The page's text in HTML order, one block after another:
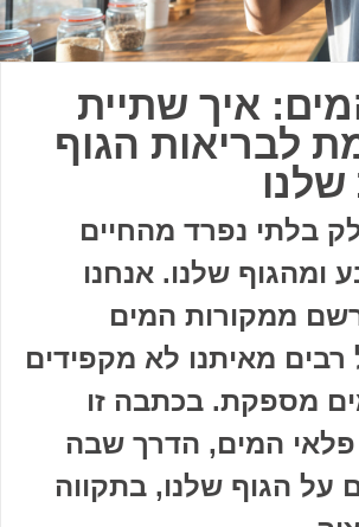
איך שתיית
לבריאות הגוף
שלנו
בלתי נפרד מהחיים
ומהגוף שלנו. אנחנו
ממקורות המים
רבים מאיתנו לא מקפידים
מספקת. בכתבה זו
ריכזנו את 7 פלאי המים, הדרך שבה
על הגוף שלנו, בתקווה